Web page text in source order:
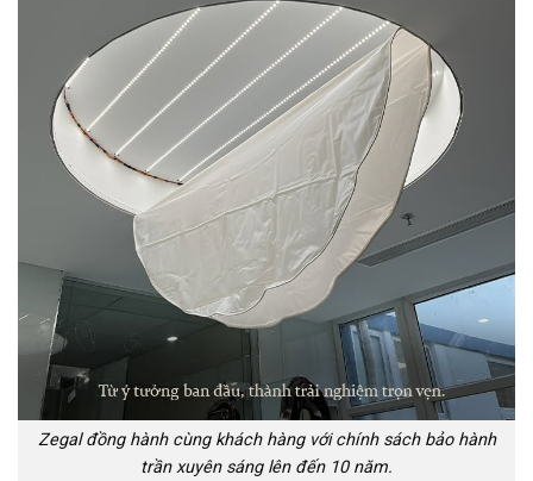
Zegal đồng hành cùng khách hàng với chính sách bảo hành
trần xuyên sáng lên đến 10 năm.